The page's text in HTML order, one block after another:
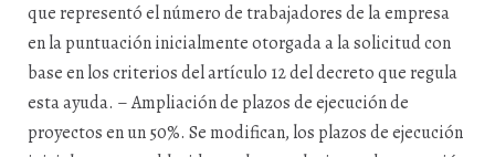
que representó el número de trabajadores de la empresa
en la puntuación inicialmente otorgada a la solicitud con
base en los criterios del artículo 12 del decreto que regula
esta ayuda. – Ampliación de plazos de ejecución de
proyectos en un 50%. Se modifican, los plazos de ejecución